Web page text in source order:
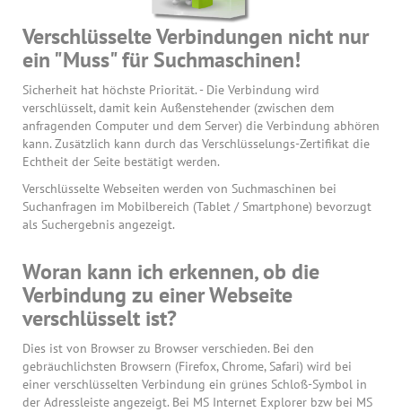
Verschlüsselte Verbindungen nicht nur
ein "Muss" für Suchmaschinen!
Sicherheit hat höchste Priorität. - Die Verbindung wird
verschlüsselt, damit kein Außenstehender (zwischen dem
anfragenden Computer und dem Server) die Verbindung abhören
kann. Zusätzlich kann durch das Verschlüsselungs-Zertifikat die
Echtheit der Seite bestätigt werden.
Verschlüsselte Webseiten werden von Suchmaschinen bei
Suchanfragen im Mobilbereich (Tablet / Smartphone) bevorzugt
als Suchergebnis angezeigt.
Woran kann ich erkennen, ob die
Verbindung zu einer Webseite
verschlüsselt ist?
Dies ist von Browser zu Browser verschieden. Bei den
gebräuchlichsten Browsern (Firefox, Chrome, Safari) wird bei
einer verschlüsselten Verbindung ein grünes Schloß-Symbol in
der Adressleiste angezeigt. Bei MS Internet Explorer bzw bei MS